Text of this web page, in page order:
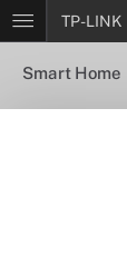
TP-LINK
Smart Home